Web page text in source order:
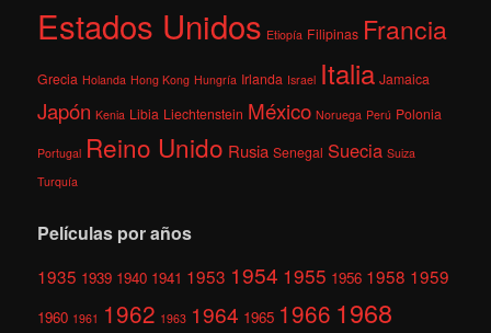
Estados Unidos Etiopía Filipinas Francia
Grecia Holanda Hong Kong Hungría Irlanda Israel Italia Jamaica
Japón Kenia Libia Liechtenstein México Noruega Perú Polonia
Portugal Reino Unido Rusia Senegal Suecia Suiza
Turquía
Películas por años
1935 1939 1940 1941 1953 1954 1955 1956 1958 1959
1960 1961 1962 1963 1964 1965 1966 1968